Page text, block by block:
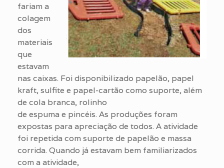
fariam a
colagem
dos
materiais
que
estavam
nas caixas. Foi disponibilizado papelão, papel
kraft, sulfite e papel-cartão como suporte, além
de cola branca, rolinho
de espuma e pincéis. As produções foram
expostas para apreciação de todos. A atividade
foi repetida com suporte de papelão e massa
corrida. Quando já estavam bem familiarizados
com a atividade,